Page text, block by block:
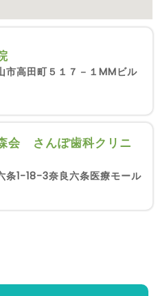
市高田町５１７－１MMビル
会 さんぽ歯科クリニ
条1-18-3奈良六条医療モール